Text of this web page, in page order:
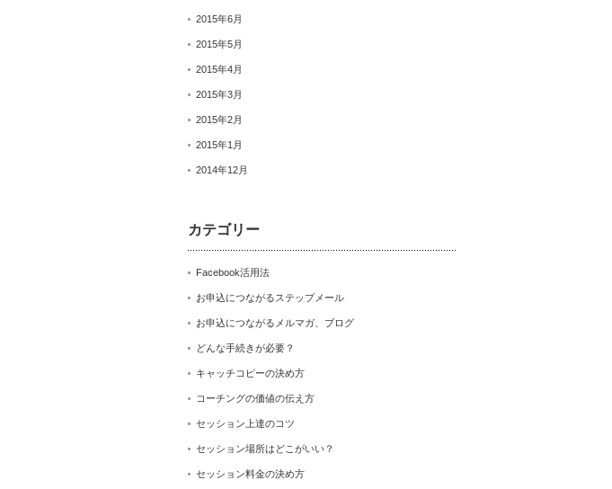
2015年6月
2015年5月
2015年4月
2015年3月
2015年2月
2015年1月
2014年12月
カテゴリー
Facebook活用法
お申込につながるステップメール
お申込につながるメルマガ、ブログ
どんな手続きが必要？
キャッチコピーの決め方
コーチングの価値の伝え方
セッション上達のコツ
セッション場所はどこがいい？
セッション料金の決め方